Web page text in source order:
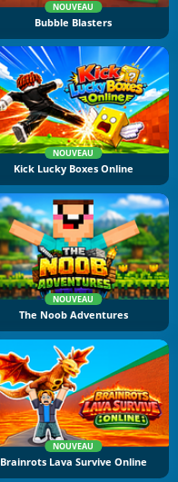
NOUVEAU
Bubble Blasters
NOUVEAU
Kick Lucky Boxes Online
NOUVEAU
The Noob Adventures
NOUVEAU
Brainrots Lava Survive Online